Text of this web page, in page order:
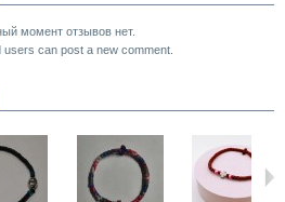
момент отзывов нет.
can post a new comment.